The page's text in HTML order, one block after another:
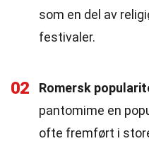
som en del av
festivaler.
02 Romersk
pantomime en
ofte fremført i